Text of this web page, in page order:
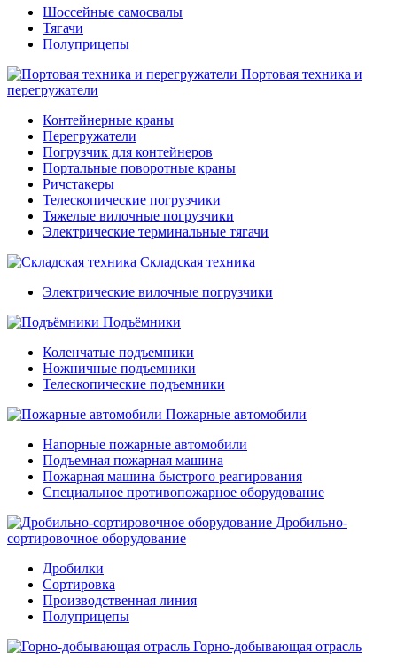
Шоссейные самосвалы
Тягачи
Полуприцепы
Портовая техника и
перегружатели
Контейнерные краны
Перегружатели
Погрузчик для контейнеров
Портальные поворотные краны
Ричстакеры
Телескопические погрузчики
Тяжелые вилочные погрузчики
Электрические терминальные тягачи
Складская техника
Электрические вилочные погрузчики
Подъёмники
Коленчатые подъемники
Ножничные подъемники
Телескопические подъемники
Пожарные автомобили
Напорные пожарные автомобили
Подъемная пожарная машина
Пожарная машина быстрого реагирования
Специальное противопожарное оборудование
Дробильно-
сортировочное оборудование
Дробилки
Сортировка
Производственная линия
Полуприцепы
Горно-добывающая отрасль